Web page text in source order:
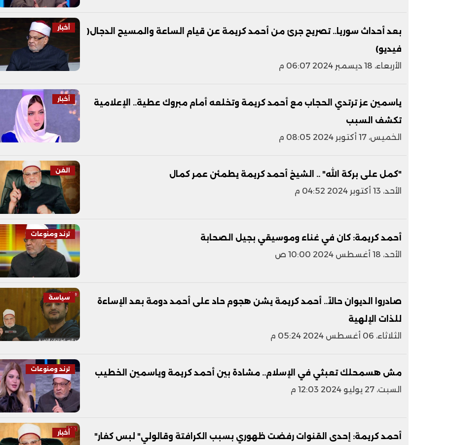
أخبار
بعد أحداث سوريا.. تصريح جرئ من أحمد كريمة عن قيام الساعة والمسيح الدجال(
فيديو)
الأربعاء، 18 ديسمبر 2024 06:07 م
أخبار
ياسمين عز ترتدي الحجاب مع أحمد كريمة وتخلعه أمام مبروك عطية.. الإعلامية
تكشف السبب
الخميس، 17 أكتوبر 2024 08:05 م
الفن
"كمل على بركة الله" .. الشيخ أحمد كريمة يطمئن عمر كمال
الأحد، 13 أكتوبر 2024 04:52 م
ترند ومنوعات
أحمد كريمة: كان في غناء وموسيقي بجيل الصحابة
الأحد، 18 أغسطس 2024 10:00 ص
سياسة
صادروا الديوان حالاً.. أحمد كريمة يشن هجوم حاد على أحمد دومة بعد الإساءة
للذات الإلهية
الثلاثاء، 06 أغسطس 2024 05:24 م
ترند ومنوعات
مش هسمحلك تعبثي في الإسلام.. مشادة بين أحمد كريمة وياسمين الخطيب
السبت، 27 يوليو 2024 12:03 م
أخبار
أحمد كريمة: إحدى القنوات رفضت ظهوري بسبب الكرافتة وقالولي" لبس كفار"